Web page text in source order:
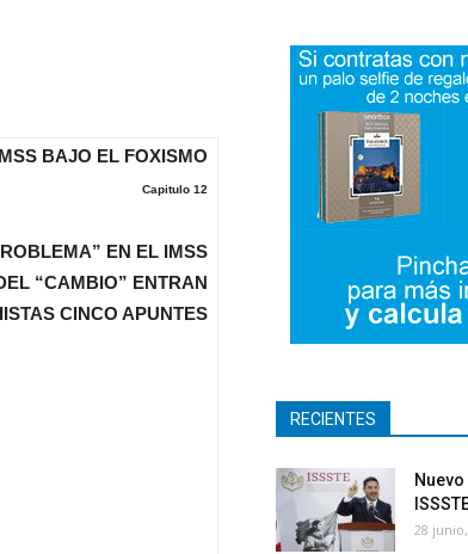
BAJO EL FOXISMO
Capitulo 12
EN EL IMSS
“CAMBIO” ENTRAN
CINCO APUNTES
RECIENTES
28